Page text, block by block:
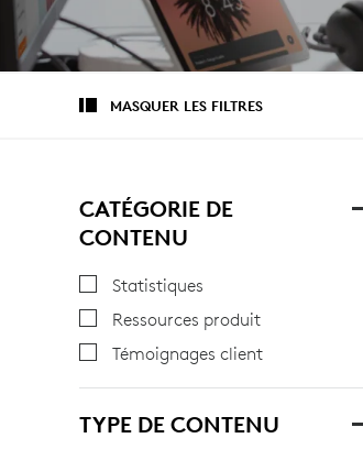
MASQUER LES FILTRES
CATÉGORIE DE
CONTENU
Statistiques
Ressources produit
Témoignages client
TYPE DE CONTENU